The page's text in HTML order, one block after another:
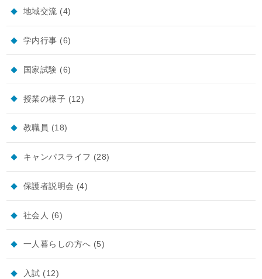
地域交流 (4)
学内行事 (6)
国家試験 (6)
授業の様子 (12)
教職員 (18)
キャンパスライフ (28)
保護者説明会 (4)
社会人 (6)
一人暮らしの方へ (5)
入試 (12)